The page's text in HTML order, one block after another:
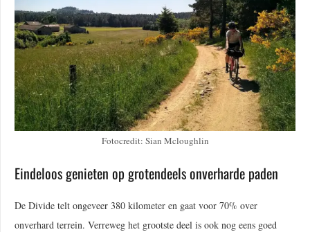
Fotocredit: Sian Mcloughlin
Eindeloos genieten op grotendeels onverharde paden
De Divide telt ongeveer 380 kilometer en gaat voor 70% over
onverhard terrein. Verreweg het grootste deel is ook nog eens goed